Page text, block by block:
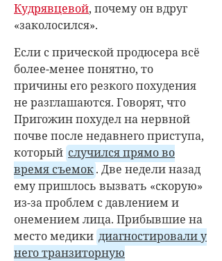
Кудрявцевой, почему он вдруг
«заколосился».
Если с прической продюсера всё
более-менее понятно, то
причины его резкого похудения
не разглашаются. Говорят, что
Пригожин похудел на нервной
почве после недавнего приступа,
который случился прямо во
время съемок. Две недели назад
ему пришлось вызвать «скорую»
из-за проблем с давлением и
онемением лица. Прибывшие на
место медики диагностировали у
него транзиторную